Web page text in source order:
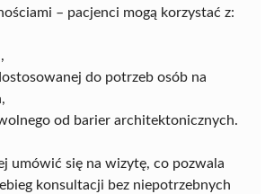
– pacjenci mogą korzystać z:
do potrzeb osób na
od barier architektonicznych.
umówić się na wizytę, co pozwala
konsultacji bez niepotrzebnych